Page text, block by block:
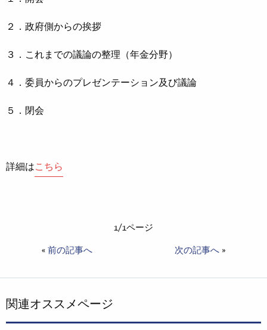
２．政府側からの挨拶
３．これまでの議論の整理（年金分野）
４．委員からのプレゼンテーション及び議論
５．閉会
詳細はこちら
1/1ページ
« 前の記事へ 次の記事へ »
関連オススメページ